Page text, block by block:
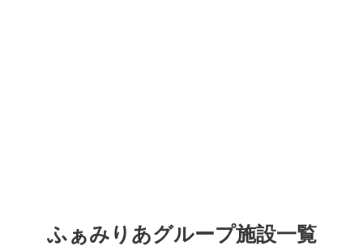
ふぁみりあグループ施設一覧